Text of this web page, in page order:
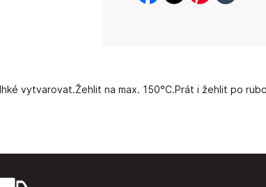
vytvarovat.Žehlit na max. 150°C.Prát i žehlit po